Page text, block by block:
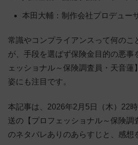
本田大輔：制作会社プロデュー
常識やコンプライアンスって何のこ
が、手段を選ばず保険金目的の悪事
ェッショナル～保険調査員・天音蓮
姿にも注目です。
本記事は、2026年2月5日（木）22
送の【プロフェッショナル～保険調
のネタバレありのあらすじと、感想